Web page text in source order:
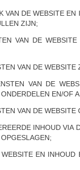
VAN DE WEBSITE
ZIJN;
VAN DE
VAN DE
VAN DE
EN/OF
VAN DE
INHOUD
EN